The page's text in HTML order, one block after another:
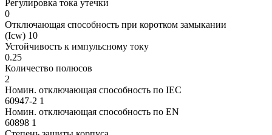
Регулировка тока утечки
0
Отключающая способность при коротком замыкании
(Icw) 10
Устойчивость к импульсному току
0.25
Количество полюсов
2
Номин. отключающая способность по IEC
60947-2 1
Номин. отключающая способность по EN
60898 1